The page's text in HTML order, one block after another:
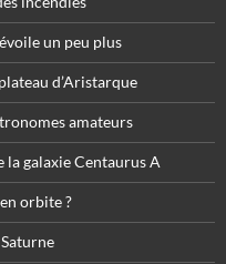
un peu plus
d’Aristarque
amateurs
la galaxie Centaurus A
orbite ?